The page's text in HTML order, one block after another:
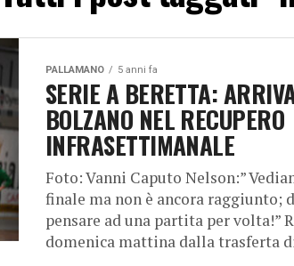
PALLAMANO 5 anni fa
SERIE A BERETTA:
BOLZANO NEL RECUPERO
INFRASETTIMANALE
Foto: Vanni Caputo Nelson:”
finale ma non è ancora raggiunto;
pensare ad una partita per volta!”
domenica mattina dalla trasferta